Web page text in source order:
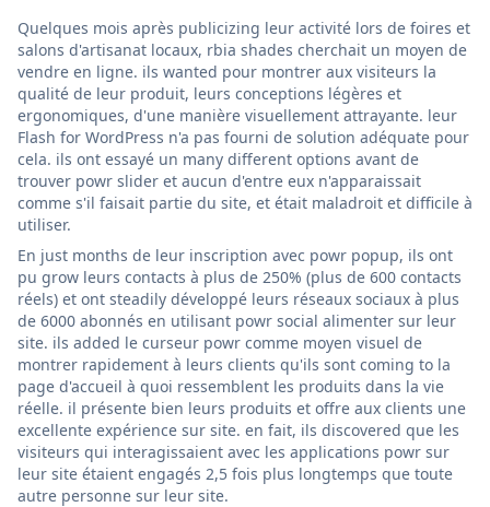
Quelques mois après publicizing leur activité lors de foires et
salons d'artisanat locaux, rbia shades cherchait un moyen de
vendre en ligne. ils wanted pour montrer aux visiteurs la
qualité de leur produit, leurs conceptions légères et
ergonomiques, d'une manière visuellement attrayante. leur
Flash for WordPress n'a pas fourni de solution adéquate pour
cela. ils ont essayé un many different options avant de
trouver powr slider et aucun d'entre eux n'apparaissait
comme s'il faisait partie du site, et était maladroit et difficile à
utiliser.
En just months de leur inscription avec powr popup, ils ont
pu grow leurs contacts à plus de 250% (plus de 600 contacts
réels) et ont steadily développé leurs réseaux sociaux à plus
de 6000 abonnés en utilisant powr social alimenter sur leur
site. ils added le curseur powr comme moyen visuel de
montrer rapidement à leurs clients qu'ils sont coming to la
page d'accueil à quoi ressemblent les produits dans la vie
réelle. il présente bien leurs produits et offre aux clients une
excellente expérience sur site. en fait, ils discovered que les
visiteurs qui interagissaient avec les applications powr sur
leur site étaient engagés 2,5 fois plus longtemps que toute
autre personne sur leur site.